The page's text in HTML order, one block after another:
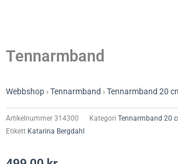
Tennarmband
Webbshop ›Tennarmband ›Tennarmband 20
Artikelnummer 314300 Kategori Tennarmband 20
Etikett Katarina Bergdahl